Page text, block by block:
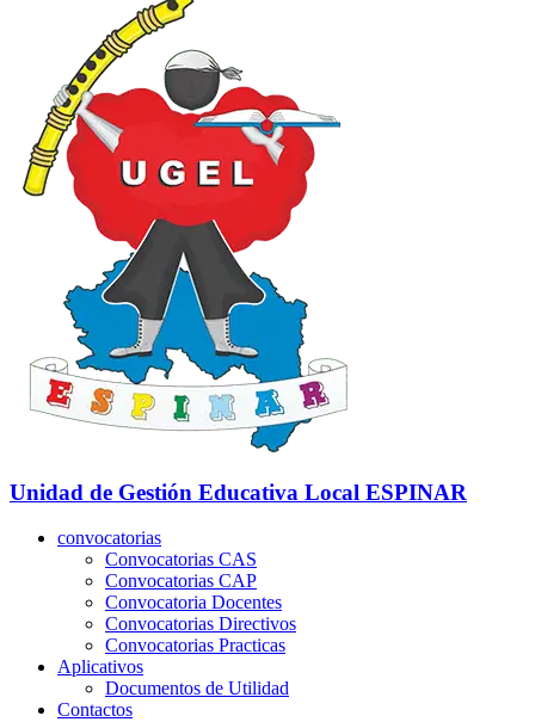
Unidad de Gestión Educativa Local ESPINAR
convocatorias
Convocatorias CAS
Convocatorias CAP
Convocatoria Docentes
Convocatorias Directivos
Convocatorias Practicas
Aplicativos
Documentos de Utilidad
Contactos